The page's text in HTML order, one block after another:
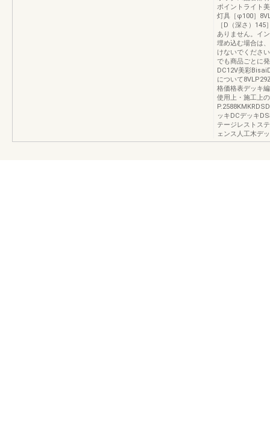
ポイントライト
灯具［φ100］
［D（深さ）
ありません。イ
埋め込む場合は
けないでくださ
でも商品ごとに
DC12V美彩
について
格価格表デッキ
使用上・施工上
ッキDCデッキ
テージレストス
ェンス人工木デ